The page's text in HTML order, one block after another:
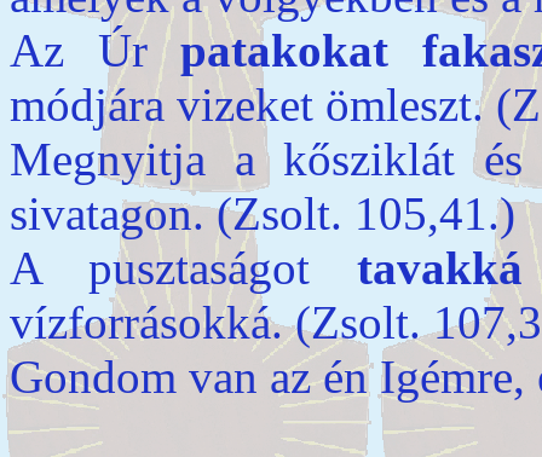
Az Úrpatakokat
módjára vizeket ömleszt.
Megnyitja a kősziklát
sivatagon. (Zsolt. 105,41.)
A pusztaságot
vízforrásokká. (Zsolt.
Gondom van az én Igémre,